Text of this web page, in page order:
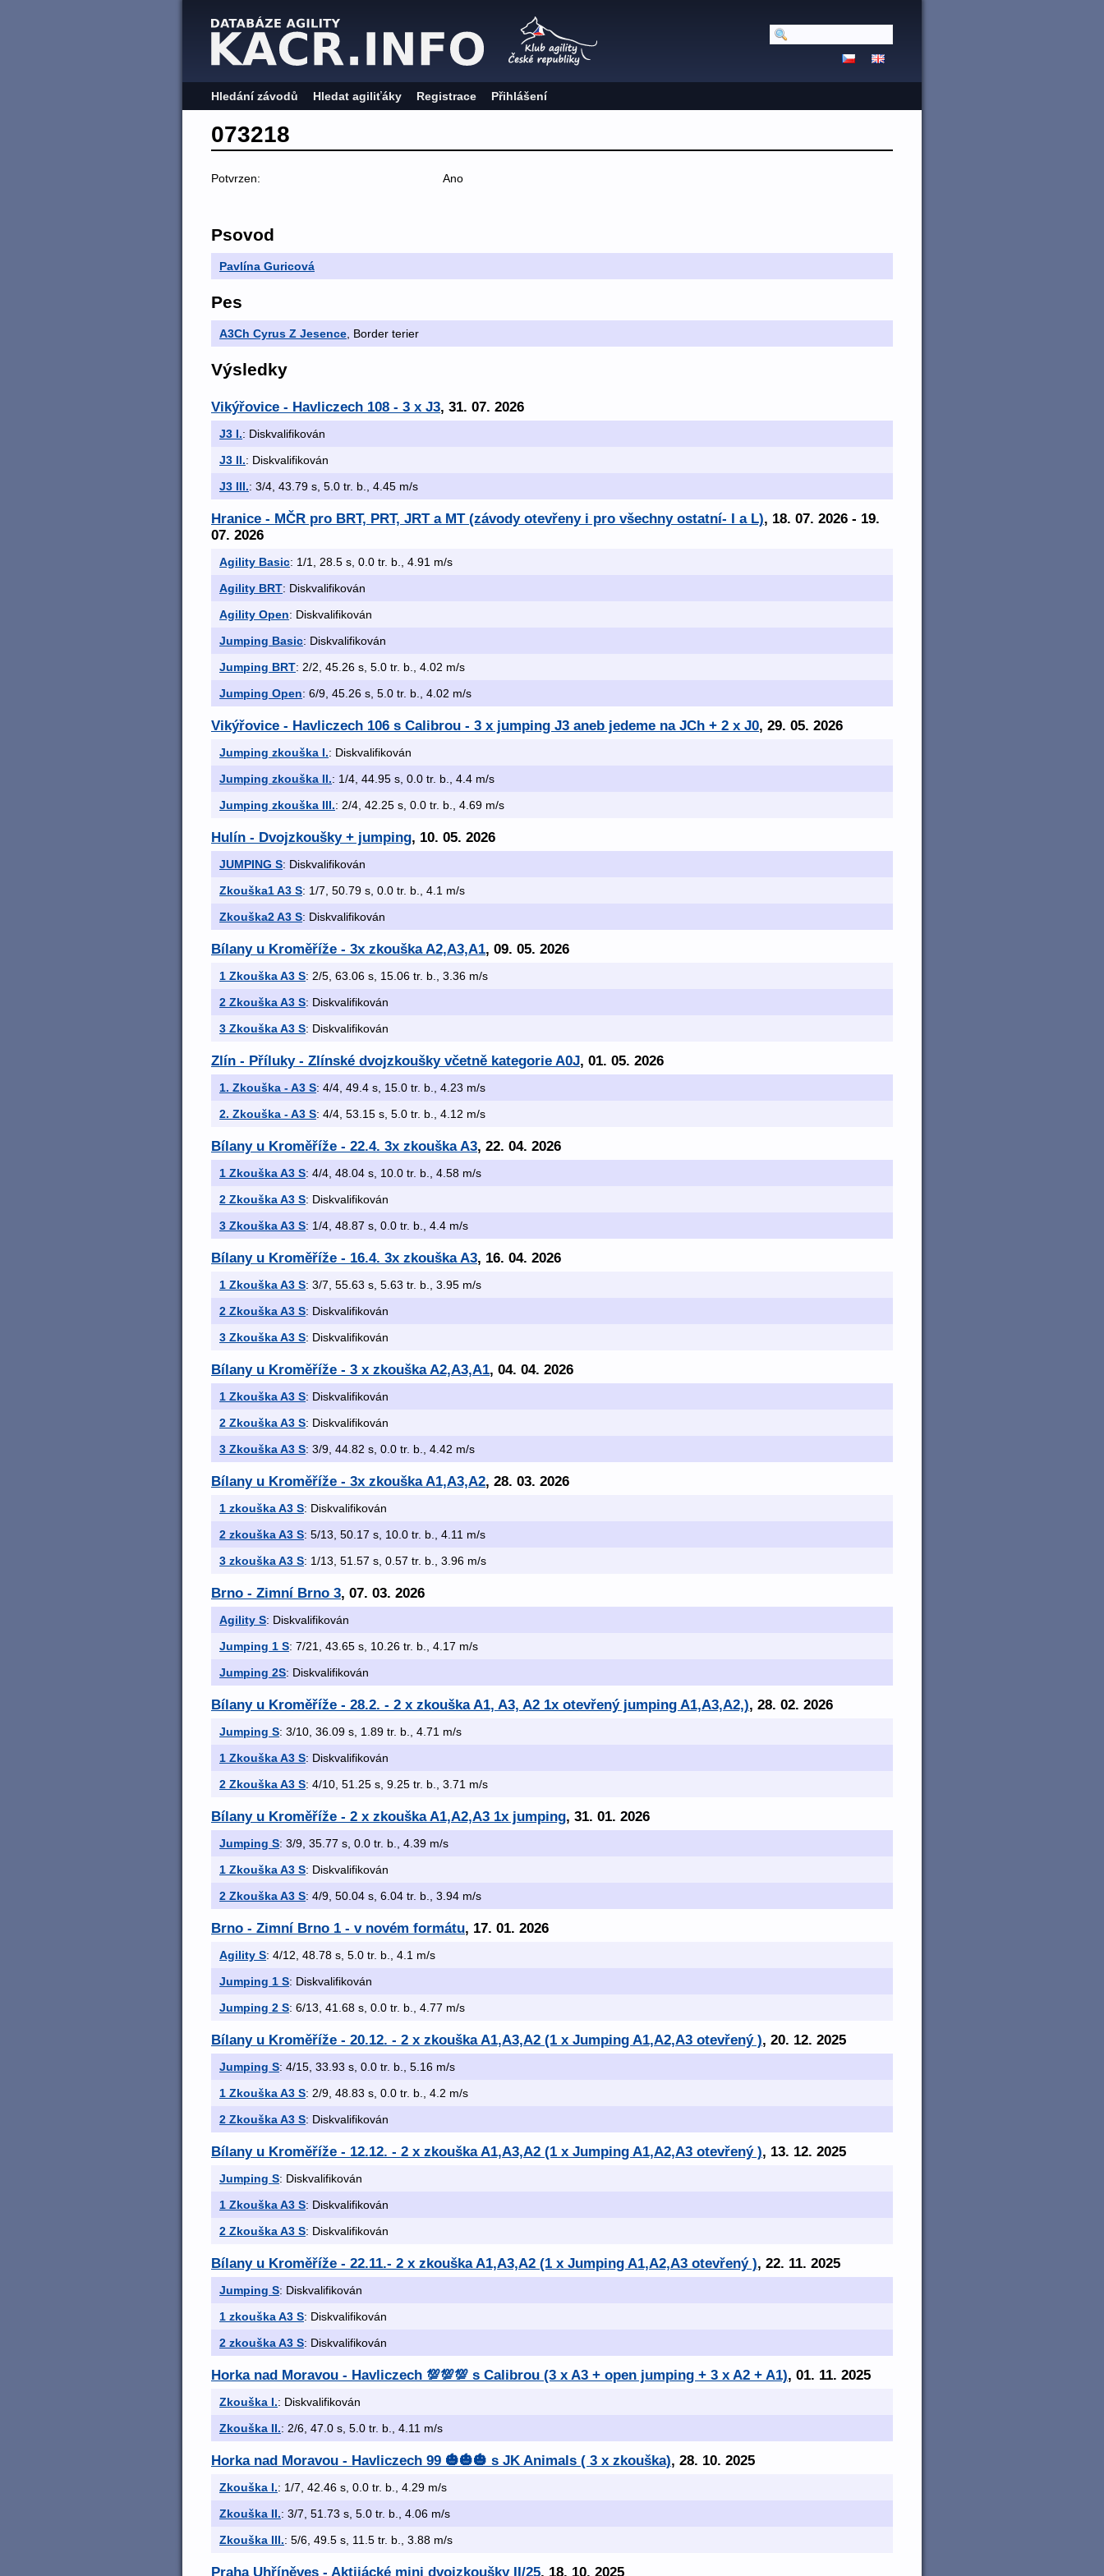
Hledání závodů Hledat agiliťáky Registrace Přihlášení
073218
Potvrzen: Ano
Psovod
Pavlína Guricová
Pes
A3Ch Cyrus Z Jesence, Border terier
Výsledky
Vikýřovice - Havliczech 108 - 3 x J3, 31. 07. 2026
J3 I.: Diskvalifikován
J3 II.: Diskvalifikován
J3 III.: 3/4, 43.79 s, 5.0 tr. b., 4.45 m/s
Hranice - MČR pro BRT, PRT, JRT a MT (závody otevřeny i pro všechny ostatní- I a L), 18. 07. 2026 - 19.
07. 2026
Agility Basic: 1/1, 28.5 s, 0.0 tr. b., 4.91 m/s
Agility BRT: Diskvalifikován
Agility Open: Diskvalifikován
Jumping Basic: Diskvalifikován
Jumping BRT: 2/2, 45.26 s, 5.0 tr. b., 4.02 m/s
Jumping Open: 6/9, 45.26 s, 5.0 tr. b., 4.02 m/s
Vikýřovice - Havliczech 106 s Calibrou - 3 x jumping J3 aneb jedeme na JCh + 2 x J0, 29. 05. 2026
Jumping zkouška I.: Diskvalifikován
Jumping zkouška II.: 1/4, 44.95 s, 0.0 tr. b., 4.4 m/s
Jumping zkouška III.: 2/4, 42.25 s, 0.0 tr. b., 4.69 m/s
Hulín - Dvojzkoušky + jumping, 10. 05. 2026
JUMPING S: Diskvalifikován
Zkouška1 A3 S: 1/7, 50.79 s, 0.0 tr. b., 4.1 m/s
Zkouška2 A3 S: Diskvalifikován
Bílany u Kroměříže - 3x zkouška A2,A3,A1, 09. 05. 2026
1 Zkouška A3 S: 2/5, 63.06 s, 15.06 tr. b., 3.36 m/s
2 Zkouška A3 S: Diskvalifikován
3 Zkouška A3 S: Diskvalifikován
Zlín - Příluky - Zlínské dvojzkoušky včetně kategorie A0J, 01. 05. 2026
1. Zkouška - A3 S: 4/4, 49.4 s, 15.0 tr. b., 4.23 m/s
2. Zkouška - A3 S: 4/4, 53.15 s, 5.0 tr. b., 4.12 m/s
Bílany u Kroměříže - 22.4. 3x zkouška A3, 22. 04. 2026
1 Zkouška A3 S: 4/4, 48.04 s, 10.0 tr. b., 4.58 m/s
2 Zkouška A3 S: Diskvalifikován
3 Zkouška A3 S: 1/4, 48.87 s, 0.0 tr. b., 4.4 m/s
Bílany u Kroměříže - 16.4. 3x zkouška A3, 16. 04. 2026
1 Zkouška A3 S: 3/7, 55.63 s, 5.63 tr. b., 3.95 m/s
2 Zkouška A3 S: Diskvalifikován
3 Zkouška A3 S: Diskvalifikován
Bílany u Kroměříže - 3 x zkouška A2,A3,A1, 04. 04. 2026
1 Zkouška A3 S: Diskvalifikován
2 Zkouška A3 S: Diskvalifikován
3 Zkouška A3 S: 3/9, 44.82 s, 0.0 tr. b., 4.42 m/s
Bílany u Kroměříže - 3x zkouška A1,A3,A2, 28. 03. 2026
1 zkouška A3 S: Diskvalifikován
2 zkouška A3 S: 5/13, 50.17 s, 10.0 tr. b., 4.11 m/s
3 zkouška A3 S: 1/13, 51.57 s, 0.57 tr. b., 3.96 m/s
Brno - Zimní Brno 3, 07. 03. 2026
Agility S: Diskvalifikován
Jumping 1 S: 7/21, 43.65 s, 10.26 tr. b., 4.17 m/s
Jumping 2S: Diskvalifikován
Bílany u Kroměříže - 28.2. - 2 x zkouška A1, A3, A2 1x otevřený jumping A1,A3,A2,), 28. 02. 2026
Jumping S: 3/10, 36.09 s, 1.89 tr. b., 4.71 m/s
1 Zkouška A3 S: Diskvalifikován
2 Zkouška A3 S: 4/10, 51.25 s, 9.25 tr. b., 3.71 m/s
Bílany u Kroměříže - 2 x zkouška A1,A2,A3 1x jumping, 31. 01. 2026
Jumping S: 3/9, 35.77 s, 0.0 tr. b., 4.39 m/s
1 Zkouška A3 S: Diskvalifikován
2 Zkouška A3 S: 4/9, 50.04 s, 6.04 tr. b., 3.94 m/s
Brno - Zimní Brno 1 - v novém formátu, 17. 01. 2026
Agility S: 4/12, 48.78 s, 5.0 tr. b., 4.1 m/s
Jumping 1 S: Diskvalifikován
Jumping 2 S: 6/13, 41.68 s, 0.0 tr. b., 4.77 m/s
Bílany u Kroměříže - 20.12. - 2 x zkouška A1,A3,A2 (1 x Jumping A1,A2,A3 otevřený ), 20. 12. 2025
Jumping S: 4/15, 33.93 s, 0.0 tr. b., 5.16 m/s
1 Zkouška A3 S: 2/9, 48.83 s, 0.0 tr. b., 4.2 m/s
2 Zkouška A3 S: Diskvalifikován
Bílany u Kroměříže - 12.12. - 2 x zkouška A1,A3,A2 (1 x Jumping A1,A2,A3 otevřený ), 13. 12. 2025
Jumping S: Diskvalifikován
1 Zkouška A3 S: Diskvalifikován
2 Zkouška A3 S: Diskvalifikován
Bílany u Kroměříže - 22.11.- 2 x zkouška A1,A3,A2 (1 x Jumping A1,A2,A3 otevřený ), 22. 11. 2025
Jumping S: Diskvalifikován
1 zkouška A3 S: Diskvalifikován
2 zkouška A3 S: Diskvalifikován
Horka nad Moravou - Havliczech 💯💯💯 s Calibrou (3 x A3 + open jumping + 3 x A2 + A1), 01. 11. 2025
Zkouška I.: Diskvalifikován
Zkouška II.: 2/6, 47.0 s, 5.0 tr. b., 4.11 m/s
Horka nad Moravou - Havliczech 99 🎃🎃🎃 s JK Animals ( 3 x zkouška), 28. 10. 2025
Zkouška I.: 1/7, 42.46 s, 0.0 tr. b., 4.29 m/s
Zkouška II.: 3/7, 51.73 s, 5.0 tr. b., 4.06 m/s
Zkouška III.: 5/6, 49.5 s, 11.5 tr. b., 3.88 m/s
Praha Uhříněves - Aktijácké mini dvojzkoušky II/25, 18. 10. 2025